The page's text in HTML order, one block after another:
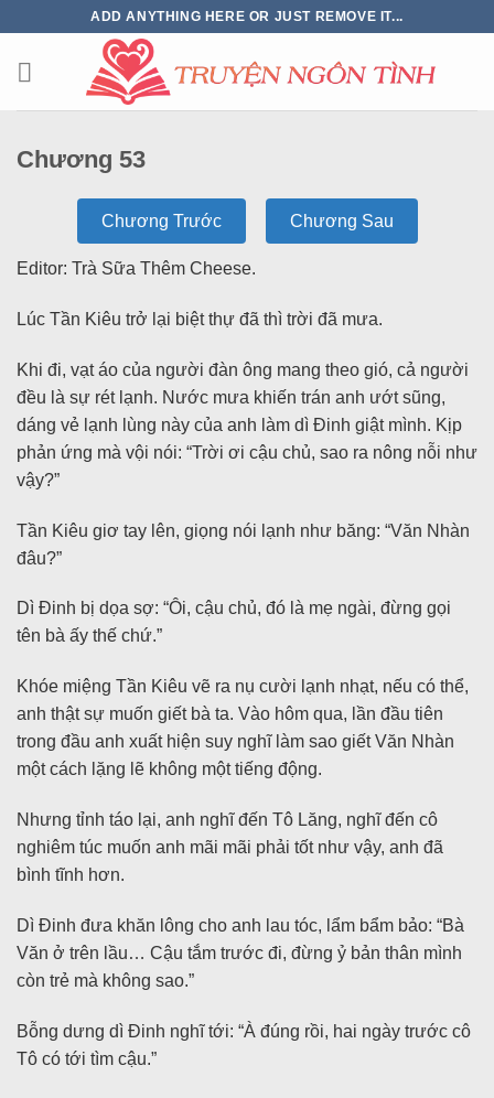
ADD ANYTHING HERE OR JUST REMOVE IT...
Chương 53
Chương Trước Chương Sau
Editor: Trà Sữa Thêm Cheese.
Lúc Tần Kiêu trở lại biệt thự đã thì trời đã mưa.
Khi đi, vạt áo của người đàn ông mang theo gió, cả người
đều là sự rét lạnh. Nước mưa khiến trán anh ướt sũng,
dáng vẻ lạnh lùng này của anh làm dì Đinh giật mình. Kịp
phản ứng mà vội nói: “Trời ơi cậu chủ, sao ra nông nỗi như
vậy?”
Tần Kiêu giơ tay lên, giọng nói lạnh như băng: “Văn Nhàn
đâu?”
Dì Đinh bị dọa sợ: “Ôi, cậu chủ, đó là mẹ ngài, đừng gọi
tên bà ấy thế chứ.”
Khóe miệng Tần Kiêu vẽ ra nụ cười lạnh nhạt, nếu có thể,
anh thật sự muốn giết bà ta. Vào hôm qua, lần đầu tiên
trong đầu anh xuất hiện suy nghĩ làm sao giết Văn Nhàn
một cách lặng lẽ không một tiếng động.
Nhưng tỉnh táo lại, anh nghĩ đến Tô Lăng, nghĩ đến cô
nghiêm túc muốn anh mãi mãi phải tốt như vậy, anh đã
bình tĩnh hơn.
Dì Đinh đưa khăn lông cho anh lau tóc, lẩm bẩm bảo: “Bà
Văn ở trên lầu… Cậu tắm trước đi, đừng ỷ bản thân mình
còn trẻ mà không sao.”
Bỗng dưng dì Đinh nghĩ tới: “À đúng rồi, hai ngày trước cô
Tô có tới tìm cậu.”